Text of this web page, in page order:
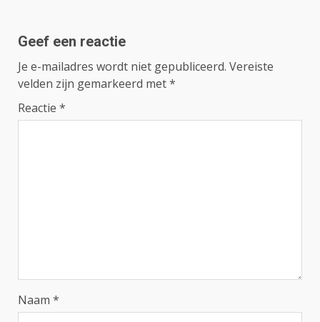
Geef een reactie
Je e-mailadres wordt niet gepubliceerd. Vereiste
velden zijn gemarkeerd met*
Reactie *
Naam *